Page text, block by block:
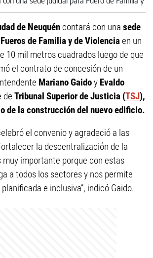
de Neuquén contará con una sede
de Familia y de Violenciaen un
10 mil metros cuadrados luego de que
el contrato de concesión de un
Mariano Gaidoy Evaldo
de Tribunal Superior de Justicia (TSJ),
de la construcción del nuevo edificio.
el convenio y agradeció a las
la descentralización de la
muy importante porque con estas
a todos los sectores y nos permite
e inclusiva”, indicó Gaido.